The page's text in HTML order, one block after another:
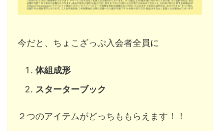
今だと、ちょこざっぷ入会者全員に
体組成形
スターターブック
２つのアイテムがどっちももらえます！！